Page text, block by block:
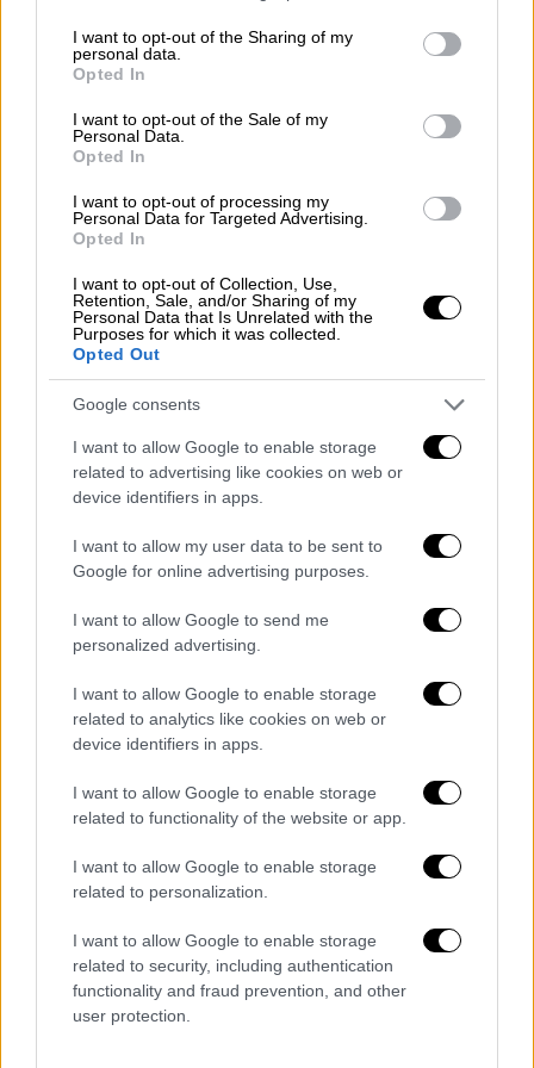
not limited to your visit or usage behaviour. You may click to
grant or deny consent to Google and its third-party tags to
use your data for below specified purposes in below Google
consent section.
I want to opt-out of the Sharing of my
personal data.
Opted In
I want to opt-out of the Sale of my
Personal Data.
Opted In
I want to opt-out of processing my
Personal Data for Targeted Advertising.
Opted In
I want to opt-out of Collection, Use,
Retention, Sale, and/or Sharing of my
Personal Data that Is Unrelated with the
Purposes for which it was collected.
Opted Out
Google consents
I want to allow Google to enable storage
related to advertising like cookies on web or
device identifiers in apps.
I want to allow my user data to be sent to
Google for online advertising purposes.
I want to allow Google to send me
personalized advertising.
I want to allow Google to enable storage
related to analytics like cookies on web or
device identifiers in apps.
I want to allow Google to enable storage
related to functionality of the website or app.
I want to allow Google to enable storage
related to personalization.
I want to allow Google to enable storage
related to security, including authentication
functionality and fraud prevention, and other
user protection.
χώρες σε όλο τον πλανήτη. Το Δίκτυο
Ημέρας της Γης συντονίζει τις προσπάθειες.
Στα τέλη της δεκαετίας του '60 και στις
αρχές εκείνης του '70, όταν ο
Νέλσον
πρότεινε την ιδέα για την Ημέρα της
Γης, ο πλανήτης δεν είχε ακόμα,
συνειδητοποιήσει τις συνέπειες της
επέμβασης του ανθρώπου στο περιβάλλον.
Ωστόσο, κάποιες συνειδήσεις είχαν αρχίσει
να ξυπνούν.Μετά τον Ιανουάριο του 1969,
παρακολουθώντας τις τραγικές συνέπειες
της μεγαλύτερης πετρελαιοκηλίδας που είχε
δημιουργηθεί ποτέ στις ΗΠΑ μέχρι εκείνη
την ημέρα, στο κανάλι της Σάντα Μπάρμπαρα,
η οποία είχε ως αποτέλεσμα να πεθάνουν
περισσότερα από 3,500 θαλάσσια πουλιά,
καθώς και δελφίνια, φώκιες και θαλάσσιοι
Αμερικανός γερουσιαστής
ιδέα μίας ημέρας για το περιβάλλον. Στις 22
Απριλίου 1970, 20 εκατομμύρια Αμερικανοί
πλατείες, για να διαδηλώσουν υπέρ της
βιώσιμης ανάπτυξης και της προστασίας του
περιβάλλοντος. Μέχρι το τέλος της χρονιάς,
είχε δημιουργηθεί η Υπηρεσία Προστασίας
του Περιβάλλοντος των ΗΠΑ και είχε
ψηφιστεί ο νόμος για καθαρό αέρα, καθαρό
νερό και προστασία των απειλούμενων
ειδών. “Πήραμε ένα ρίσκο, αλλά δούλεψε”,